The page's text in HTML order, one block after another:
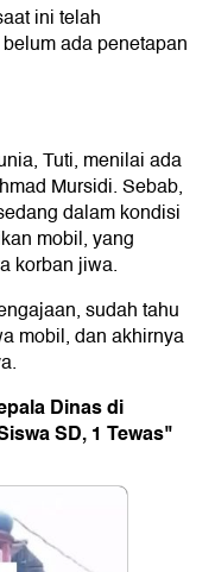
ini telah
ada penetapan
Tuti, menilai ada
Mursidi. Sebab,
dalam kondisi
mobil, yang
korban jiwa.
sudah tahu
mobil, dan akhirnya
Dinas di
SD, 1 Tewas"